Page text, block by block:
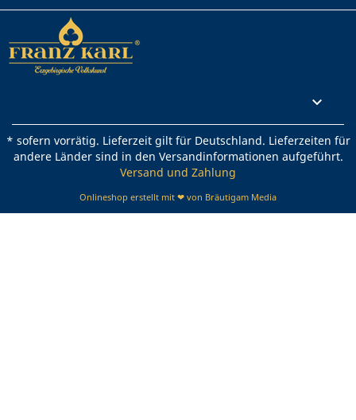

* sofern vorrätig. Lieferzeit gilt für Deutschland. Lieferzeiten für
andere Länder sind in den Versandinformationen aufgeführt.
Versand und Zahlung
Onlineshop erstellt mit ❤ von Bräutigam Media